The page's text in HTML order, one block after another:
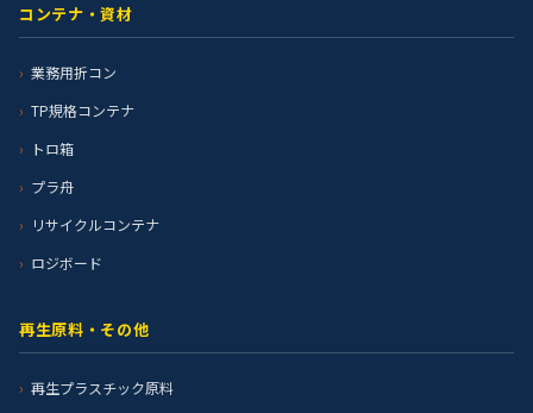
コンテナ・資材
業務用折コン
TP規格コンテナ
トロ箱
プラ舟
リサイクルコンテナ
ロジボード
再生原料・その他
再生プラスチック原料